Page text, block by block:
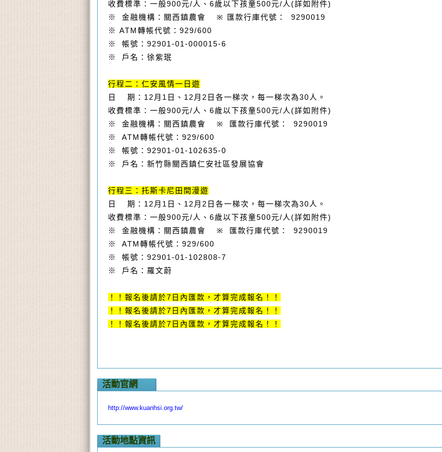
收費標準：一般900元/ 人、 6歲以下孩童500元/ 人 (詳如附件)
※
金融機構：關西鎮農會 ※ 匯款行庫代號：
9290019
※ ATM轉帳代號： 929/600
※
帳號： 92901-01-000015-6
※
戶名：徐紫珉
行程二：仁安風情一日遊
日
期： 12 月 1 日、 12 月 2 日各一梯次，每一梯次為30 人。
收費標準：一般900元/ 人、 6歲以下孩童500元/ 人 (詳如附件)
※
金融機構：關西鎮農會 ※ 匯款行庫代號：
9290019
※
ATM轉帳代號： 929/600
※
帳號： 92901-01-102635-0
※
戶名：新竹縣關西鎮仁安社區發展協會
行程三：托斯卡尼田間漫遊
日
期： 12 月 1 日、 12 月 2 日各一梯次，每一梯次為30 人。
收費標準：一般900元/ 人、 6歲以下孩童500元/ 人 (詳如附件)
※
金融機構：關西鎮農會 ※ 匯款行庫代號：
9290019
※
ATM轉帳代號： 929/600
※
帳號： 92901-01-102808-7
※
戶名：羅文蔚
！！報名後請於7 日內匯款，才算完成報名！！
！！報名後請於7 日內匯款，才算完成報名！！
！！報名後請於7 日內匯款，才算完成報名！！
活動官網
http://www.kuanhsi.org.tw/
活動地點資訊